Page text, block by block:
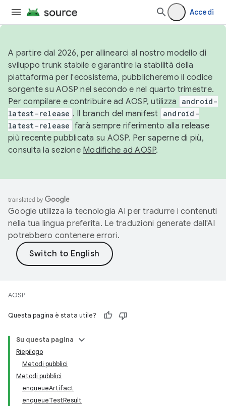
Accedi
A partire dal 2026, per allinearci al nostro modello di
sviluppo trunk stabile e garantire la stabilità della
piattaforma per l'ecosistema, pubblicheremo il codice
sorgente su AOSP nel secondo e nel quarto trimestre.
Per compilare e contribuire ad AOSP, utilizza
android-
latest-release . Il branch del manifest android-
latest-release farà sempre riferimento alla release
più recente pubblicata su AOSP. Per saperne di più,
consulta la sezione Modifiche ad AOSP.
Google utilizza la tecnologia AI per tradurre i contenuti
nella tua lingua preferita. Le traduzioni generate dall'AI
potrebbero contenere errori.
AOSP
Questa pagina è stata utile?
Su questa pagina
Riepilogo
Metodi pubblici
Metodi pubblici
enqueueArtifact
enqueueTestResult